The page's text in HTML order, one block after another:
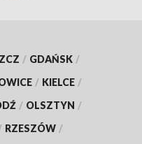
/ GDAŃSK /
/ KIELCE /
/ OLSZTYN /
RZESZÓW /